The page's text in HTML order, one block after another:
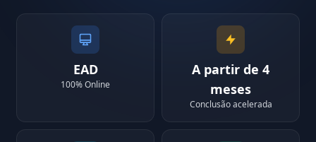
EAD
100% Online
A partir de 4
meses
Conclusão acelerada